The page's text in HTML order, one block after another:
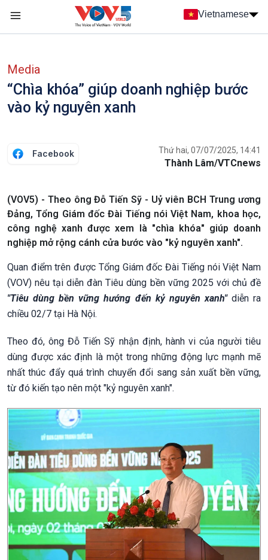
Nhảy đến nội dung
Vietnamese
Media
“Chìa khóa” giúp doanh nghiệp bước
vào kỷ nguyên xanh
Facebook Thứ hai, 07/07/2025, 14:41
Thành Lâm/VTCnews
(VOV5) - Theo ông Đỗ Tiến Sỹ - Uỷ viên BCH Trung ương
Đảng, Tổng Giám đốc Đài Tiếng nói Việt Nam, khoa học,
công nghệ xanh được xem là "chìa khóa" giúp doanh
nghiệp mở rộng cánh cửa bước vào "kỷ nguyên xanh".
Quan điểm trên được Tổng Giám đốc Đài Tiếng nói Việt Nam
(VOV) nêu tại diễn đàn Tiêu dùng bền vững 2025 với chủ đề
"Tiêu dùng bền vững hướng đến kỷ nguyên xanh"diễn ra
chiều 02/7 tại Hà Nội.
Theo đó, ông Đỗ Tiến Sỹ nhận định, hành vi của người tiêu
dùng được xác định là một trong những động lực mạnh mẽ
nhất thúc đẩy quá trình chuyển đổi sang sản xuất bền vững,
từ đó kiến tạo nên một "kỷ nguyên xanh".